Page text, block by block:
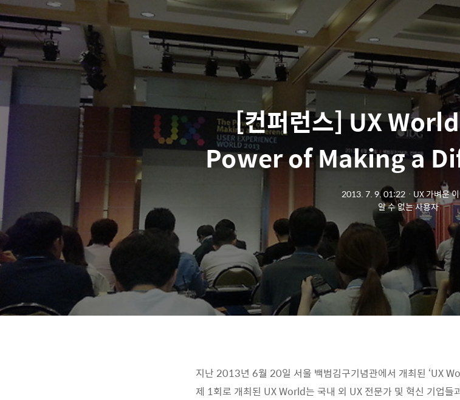
[컨퍼런스] UX
Power of Making a
2013. 7. 9. 01:22 ㆍ UX 가벼운
알 수 없는 사용자
지난 2013년 6월 20일 서울 백범김구기념관에서 개최된 ‘UX
제 1회로 개최된 UX World는 국내 외 UX 전문가 및 혁신 기업들